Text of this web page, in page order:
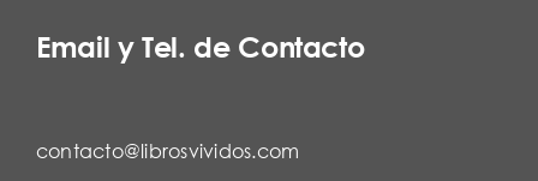
Email y Tel. de Contacto
contacto@librosvividos.com